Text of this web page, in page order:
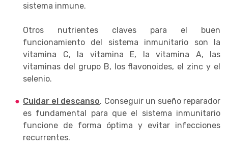
sistema inmune.
Otros nutrientes claves para el buen
funcionamiento del sistema inmunitario son la
vitamina C, la vitamina E, la vitamina A, las
vitaminas del grupo B, los flavonoides, el zinc y el
selenio.
Cuidar el descanso. Conseguir un sueño reparador
es fundamental para que el sistema inmunitario
funcione de forma óptima y evitar infecciones
recurrentes.